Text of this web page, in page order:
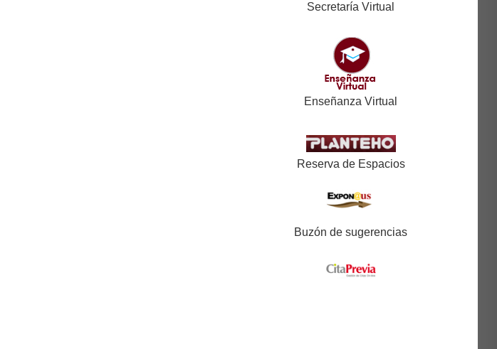
Secretaría Virtual
Enseñanza Virtual
Reserva de Espacios
Buzón de sugerencias